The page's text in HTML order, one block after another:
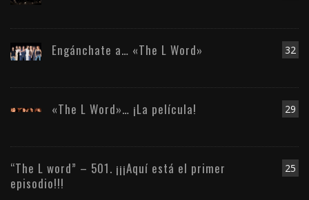
32
Engánchate a… «The L Word»
29
«The L Word»… ¡La película!
25
“The L word” – 501. ¡¡¡Aquí está el primer
episodio!!!